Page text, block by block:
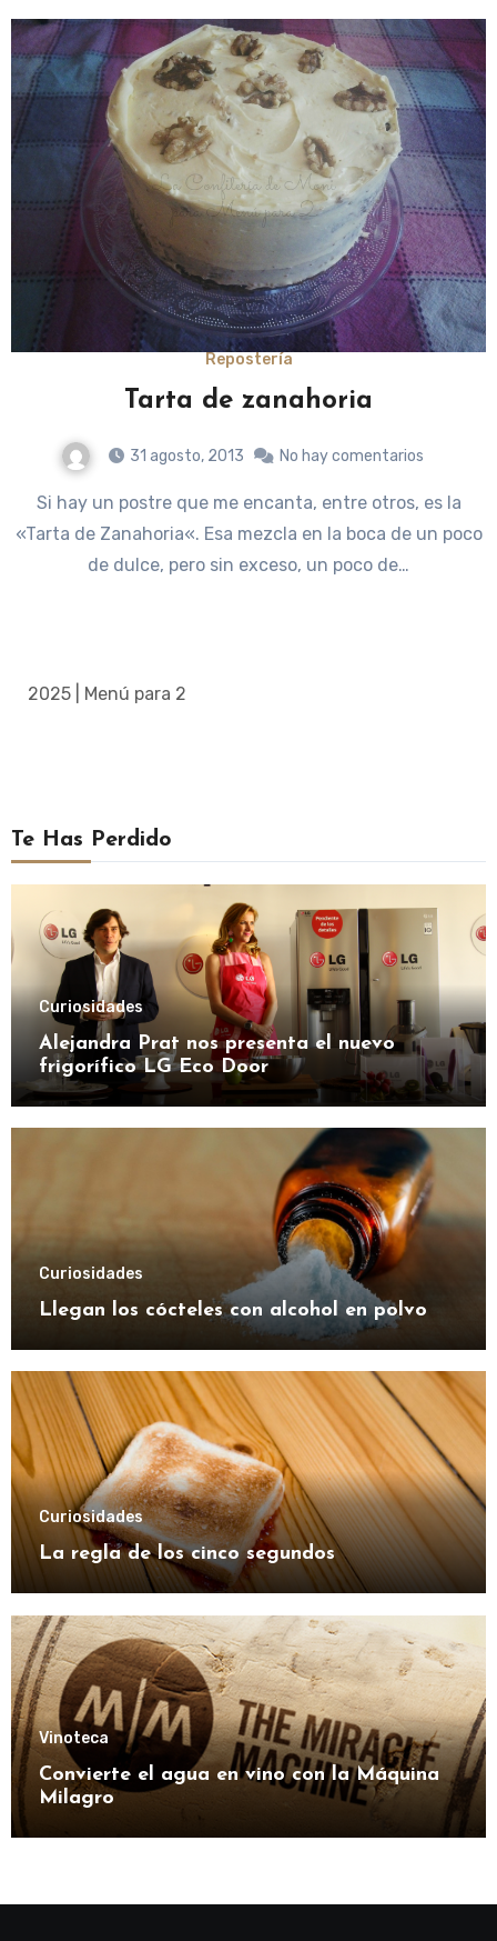
Repostería
Tarta de zanahoria
31 agosto, 2013 No hay comentarios
Si hay un postre que me encanta, entre otros, es la
«Tarta de Zanahoria«. Esa mezcla en la boca de un poco
de dulce, pero sin exceso, un poco de…
2025 | Menú para 2
Te Has Perdido
Curiosidades
Alejandra Prat nos presenta el nuevo
frigorífico LG Eco Door
Curiosidades
Llegan los cócteles con alcohol en polvo
Curiosidades
La regla de los cinco segundos
Vinoteca
Convierte el agua en vino con la Máquina
Milagro